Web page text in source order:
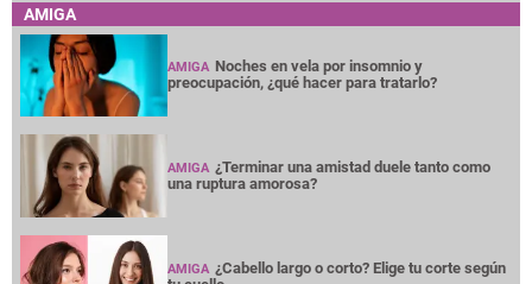
AMIGA
AMIGA Noches en vela por insomnio y
preocupación, ¿qué hacer para tratarlo?
AMIGA ¿Terminar una amistad duele tanto como
una ruptura amorosa?
AMIGA ¿Cabello largo o corto? Elige tu corte según